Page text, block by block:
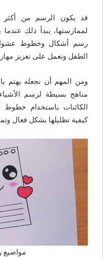
قد يكون الرسم من
لممارستها، يبدأ ذلك
رسم أشكال وخطوط
الطفل ونعمل على تعزيز
ومن المهم أن نجعله يهتم
مناهج بسيطة لرسم
الكائنات باستخدام
كيفية تظليلها بشكل فعال
مواضيع